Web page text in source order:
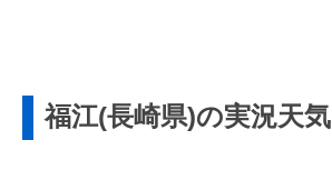
福江(長崎県)の実況天気